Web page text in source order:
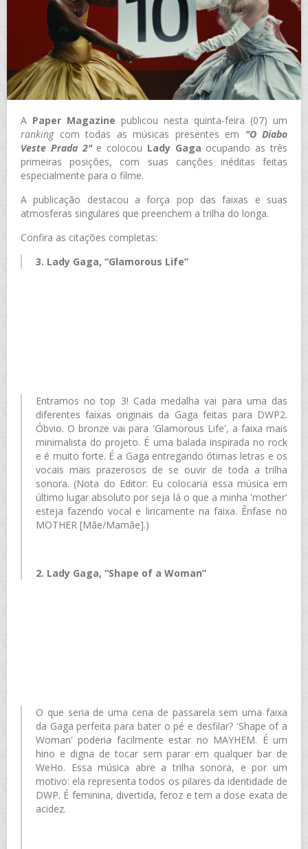
A Paper Magazine publicou nesta quinta-feira (07) um
rankingcom todas as músicas presentes em "O Diabo
Veste Prada 2"e colocou Lady Gaga ocupando as três
primeiras posições, com suas canções inéditas feitas
especialmente para o filme.
A publicação destacou a força pop das faixas e suas
atmosferas singulares que preenchem a trilha do longa.
Confira as citações completas:
3. Lady Gaga, “Glamorous Life”
Entramos no top 3! Cada medalha vai para uma das
diferentes faixas originais da Gaga feitas para DWP2.
Óbvio. O bronze vai para 'Glamorous Life', a faixa mais
minimalista do projeto. É uma balada inspirada no rock
e é muito forte. É a Gaga entregando ótimas letras e os
vocais mais prazerosos de se ouvir de toda a trilha
sonora. (Nota do Editor: Eu colocaria essa música em
último lugar absoluto por seja lá o que a minha 'mother'
esteja fazendo vocal e liricamente na faixa. Ênfase no
MOTHER [Mãe/Mamãe].)
2. Lady Gaga, “Shape of a Woman”
O que seria de uma cena de passarela sem uma faixa
da Gaga perfeita para bater o pé e desfilar? 'Shape of a
Woman' poderia facilmente estar no MAYHEM. É um
hino e digna de tocar sem parar em qualquer bar de
WeHo. Essa música abre a trilha sonora, e por um
motivo: ela representa todos os pilares da identidade de
DWP. É feminina, divertida, feroz e tem a dose exata de
acidez.